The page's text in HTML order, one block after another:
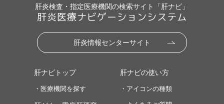
肝炎検査・指定医療機関の検索サイト「肝ナビ」
肝炎医療ナビゲーションシステム
肝炎情報センターサイト
肝ナビトップ
・医療機関を探す
肝ナビの使い方
・アイコンの種類